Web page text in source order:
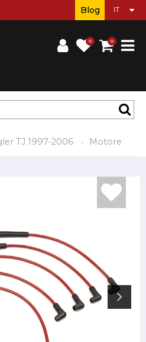
0 0
Blog
TJ 1997-2006 Motore